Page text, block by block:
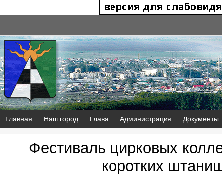
Главная Наш город Глава Администрация Документы
Фестиваль цирковых
коротких